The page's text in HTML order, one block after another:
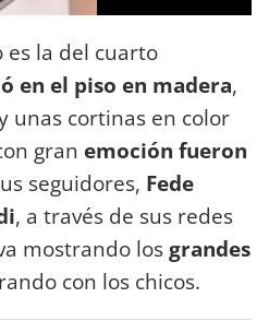
es la del cuarto
en el piso en madera,
unas cortinas en color
gran emoción fueron
seguidores, Fede
, a través de sus redes
mostrando losgrandes
con los chicos.